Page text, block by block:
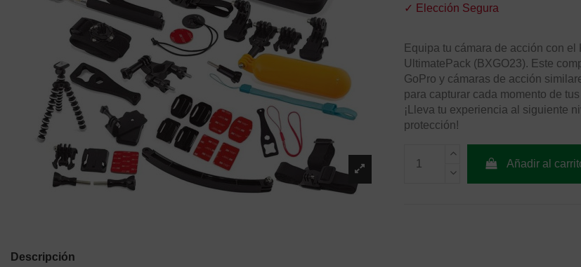
✓ Elección Segura
Equipa tu cámara de acción con el
UltimatePack (BXGO23). Este
GoPro y cámaras de acción
para capturar cada momento de
¡Lleva tu experiencia al siguiente
protección!
Añadir al
Descripción